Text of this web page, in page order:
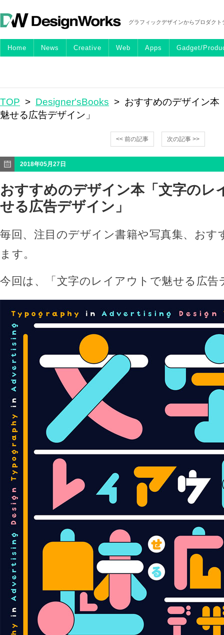
グラフィックデザインからプロダク
Home News Creative Web Apps Gadget/
TOP > Designer'sBooks > おすすめのデザイン本
魅せる広告デザイン」
<< 前の記事 次の記事 >>
2018年05月27日
おすすめのデザイン本「文字のレ
せる広告デザイン」
毎回、注目のデザイン書籍や写真集、おす
ます。
今回は、「文字のレイアウトで魅せる広告